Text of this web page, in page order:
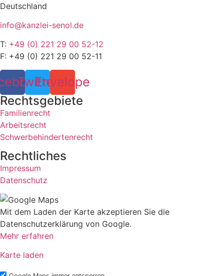
Deutschland
info@kanzlei-senol.de
T: +49 (0) 221 29 00 52-12
F: +49 (0) 221 29 00 52-11
Twitter
Envelope
Rechts­gebiete
Familienrecht
Arbeitsrecht
Schwerbehindertenrecht
Rechtliches
Impressum
Datenschutz
Mit dem Laden der Karte akzeptieren Sie die
Datenschutzerklärung von Google.
Mehr erfahren
Karte laden